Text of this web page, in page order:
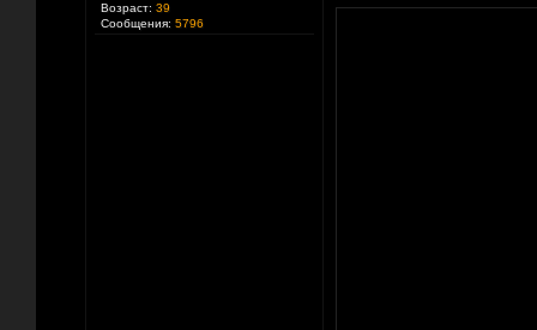
Возраст: 39
Сообщения: 5796